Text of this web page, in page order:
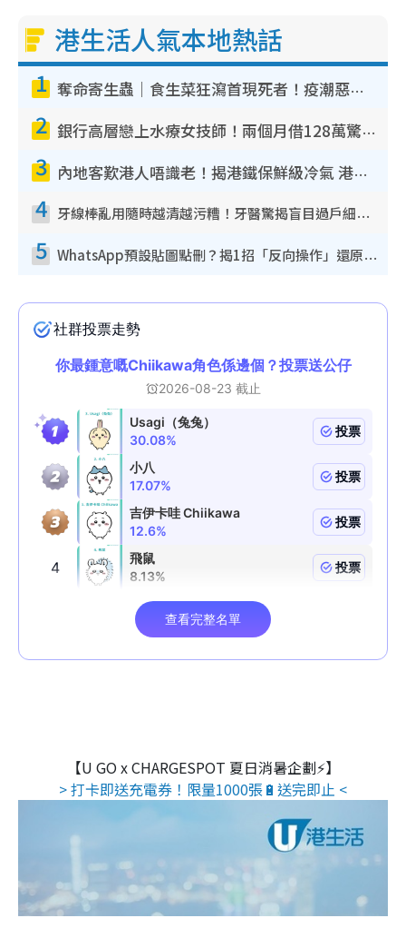
港生活人氣本地熱話
1 奪命寄生蟲｜食生菜狂瀉首現死者！疫潮惡化錄1.8萬宗病例 揭洗菜3大謬誤
2 銀行高層戀上水療女技師！兩個月借128萬驚覺「沉船」沉落火海 揭背後疑似邪教操控賣淫
3 內地客歎港人唔識老！揭港鐵保鮮級冷氣 港人求放過：咪投訴
4 牙線棒亂用隨時越清越污糟！牙醫驚揭盲目過戶細菌恐致蛀牙：呢種先係日常真保養
5 WhatsApp預設貼圖點刪？揭1招「反向操作」還原簡潔介面 附3步實測教學
【U GO x CHARGESPOT 夏日消暑企劃⚡】
> 打卡即送充電券！限量1000張🔋送完即止 <